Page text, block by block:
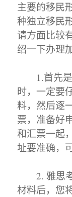
主要的移民
种独立移民
请方面比较
绍一下办理
1.首先是
时，一定要
料，然后逐
票，准备好
和汇票一起
址要准确，
2. 雅思考
材料后，您